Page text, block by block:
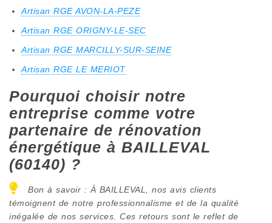
Artisan RGE AVON-LA-PEZE
Artisan RGE ORIGNY-LE-SEC
Artisan RGE MARCILLY-SUR-SEINE
Artisan RGE LE MERIOT
Pourquoi choisir notre
entreprise comme votre
partenaire de rénovation
énergétique à BAILLEVAL
(60140) ?
Bon à savoir : À BAILLEVAL, nos avis clients
témoignent de notre professionnalisme et de la qualité
inégalée de nos services. Ces retours sont le reflet de